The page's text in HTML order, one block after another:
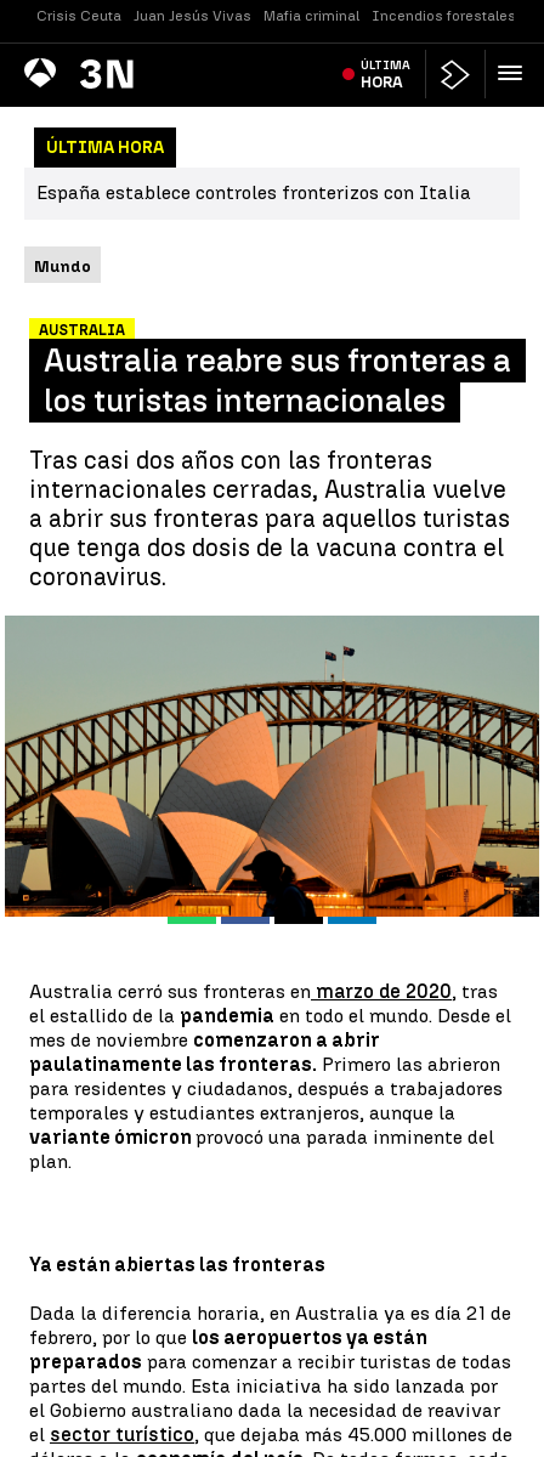
Crisis Ceuta Juan Jesús Vivas Mafia criminal Incendios forestales
Antena
3 Noticias ÚLTIMA
HORA
ÚLTIMA HORA
España establece controles fronterizos con Italia
Mundo
AUSTRALIA
Australia reabre sus fronteras a
los turistas internacionales
Tras casi dos años con las fronteras
internacionales cerradas, Australia vuelve
a abrir sus fronteras para aquellos turistas
que tenga dos dosis de la vacuna contra el
coronavirus.
Antena 3 Noticias
Publicado:20 de febrero de 2022, 15:52
WhatsappFacebook
X Linkedin
Australia cerró sus fronteras en marzo de 2020, tras
el estallido de la pandemia en todo el mundo. Desde el
mes de noviembre comenzaron a abrir
paulatinamente las fronteras. Primero las abrieron
para residentes y ciudadanos, después a trabajadores
temporales y estudiantes extranjeros, aunque la
variante ómicron provocó una parada inminente del
plan.
Ya están abiertas las fronteras
Dada la diferencia horaria, en Australia ya es día 21 de
febrero, por lo que los aeropuertos ya están
preparados para comenzar a recibir turistas de todas
partes del mundo. Esta iniciativa ha sido lanzada por
el Gobierno australiano dada la necesidad de reavivar
el sector turístico, que dejaba más 45.000 millones de